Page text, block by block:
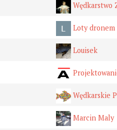
Wędkarstwo
Loty dronem
Louisek
Wędkarskie
Marcin Maly